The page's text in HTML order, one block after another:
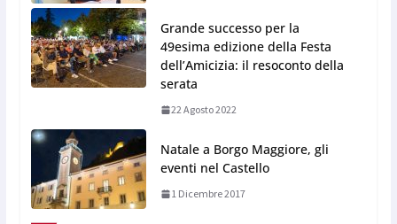
Grande successo per la
49esima edizione della Festa
dell’Amicizia: il resoconto della
serata
22 Agosto 2022
Natale a Borgo Maggiore, gli
eventi nel Castello
1 Dicembre 2017